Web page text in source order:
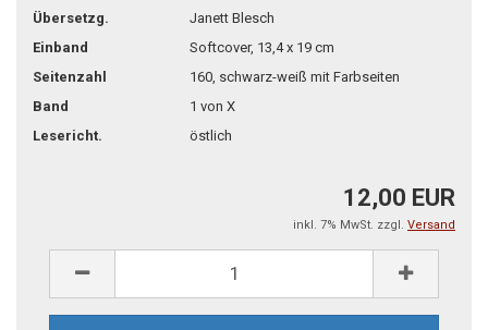
Übersetzg.
Janett Blesch
Einband
Softcover, 13,4 x 19 cm
Seitenzahl
160, schwarz-weiß mit Farbseiten
Band
1 von X
Lesericht.
östlich
12,00 EUR
inkl. 7% MwSt. zzgl. Versand